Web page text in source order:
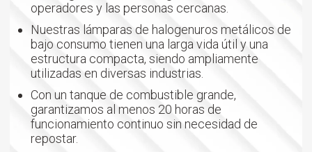
operadores y las personas cercanas.
Nuestras lámparas de halogenuros metálicos de
bajo consumo tienen una larga vida útil y una
estructura compacta, siendo ampliamente
utilizadas en diversas industrias.
Con un tanque de combustible grande,
garantizamos al menos 20 horas de
funcionamiento continuo sin necesidad de
repostar.